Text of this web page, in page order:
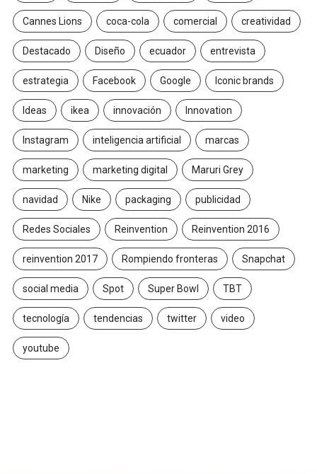
Cannes Lions coca-cola comercial creatividad
Destacado Diseño ecuador entrevista
estrategia Facebook Google Iconic brands
Ideas ikea innovación Innovation
Instagram inteligencia artificial marcas
marketing marketing digital Maruri Grey
navidad Nike packaging publicidad
Redes Sociales Reinvention Reinvention 2016
reinvention 2017 Rompiendo fronteras Snapchat
social media Spot Super Bowl TBT
tecnología tendencias twitter video
youtube